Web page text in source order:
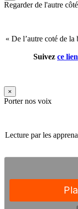
Regarder de l'autre
« De l’autre coté de
Suivez ce lien
×
Porter nos voix
Lecture par les